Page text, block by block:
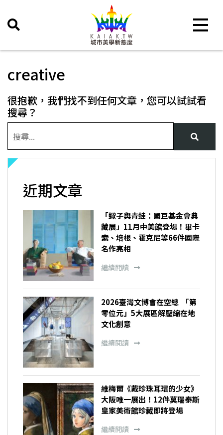
Toggle
creative
很抱歉，我們找不到任何文章，您可以試試看
搜尋？
近期文章
「蠍子與青蛙：國巨基金會典
藏展」11月中美館登場！畢卡
索、培根、霍克尼等66件國際
名作亮相
繼續閱讀
2026臺灣文博會在空總 「第
零位元」5大展區解壓縮在地
文化創意
繼續閱讀
維梅爾《戴珍珠耳環的少女》
大阪唯一展出！12件莫瑞泰斯
皇家美術館珍藏即將登場
繼續閱讀